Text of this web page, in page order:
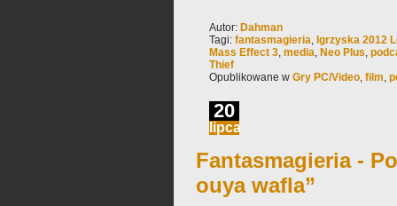
Autor: Dahman
Tagi: fantasmagieria, Igrzyska 2012
Mass Effect 3, media, Neo Plus,
Thief
Opublikowane w Gry PC/Video, film,
20
lipca
Fantasmagieria -
ouya wafla”